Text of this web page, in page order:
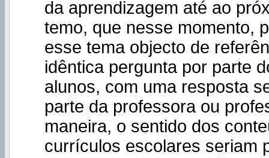
da aprendizagem até ao
temo, que nesse momento,
esse tema objecto de
idêntica pergunta por parte
alunos, com uma resposta
parte da professora ou
maneira, o sentido dos
currículos escolares seriam